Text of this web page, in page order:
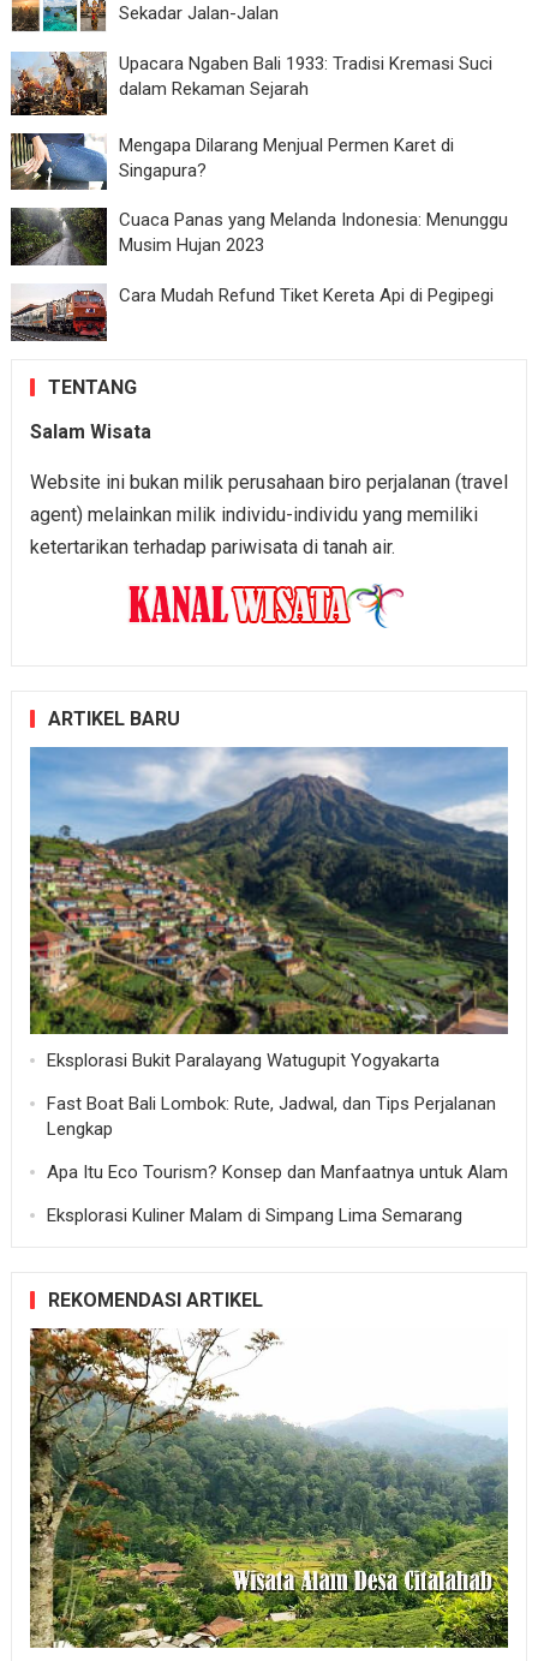
Sekadar Jalan-Jalan
Upacara Ngaben Bali 1933: Tradisi Kremasi Suci
dalam Rekaman Sejarah
Mengapa Dilarang Menjual Permen Karet di
Singapura?
Cuaca Panas yang Melanda Indonesia: Menunggu
Musim Hujan 2023
Cara Mudah Refund Tiket Kereta Api di Pegipegi
TENTANG
Salam Wisata
Website ini bukan milik perusahaan biro perjalanan (travel
agent) melainkan milik individu-individu yang memiliki
ketertarikan terhadap pariwisata di tanah air.
ARTIKEL BARU
Eksplorasi Bukit Paralayang Watugupit Yogyakarta
Fast Boat Bali Lombok: Rute, Jadwal, dan Tips Perjalanan
Lengkap
Apa Itu Eco Tourism? Konsep dan Manfaatnya untuk Alam
Eksplorasi Kuliner Malam di Simpang Lima Semarang
REKOMENDASI ARTIKEL